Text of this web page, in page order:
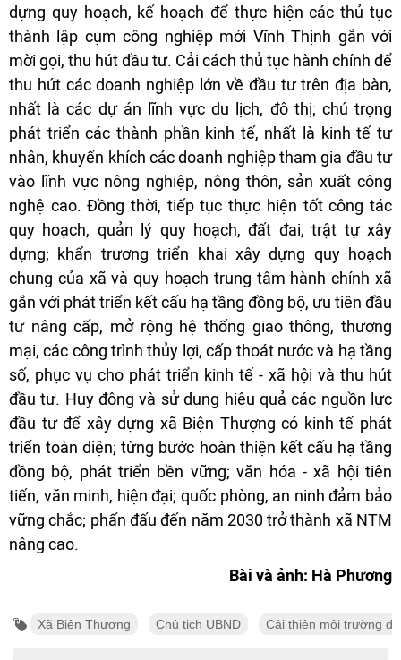
dựng quy hoạch, kế hoạch để thực hiện các thủ tục
thành lập cụm công nghiệp mới Vĩnh Thịnh gắn với
mời gọi, thu hút đầu tư. Cải cách thủ tục hành chính để
thu hút các doanh nghiệp lớn về đầu tư trên địa bàn,
nhất là các dự án lĩnh vực du lịch, đô thị; chú trọng
phát triển các thành phần kinh tế, nhất là kinh tế tư
nhân, khuyến khích các doanh nghiệp tham gia đầu tư
vào lĩnh vực nông nghiệp, nông thôn, sản xuất công
nghệ cao. Đồng thời, tiếp tục thực hiện tốt công tác
quy hoạch, quản lý quy hoạch, đất đai, trật tự xây
dựng; khẩn trương triển khai xây dựng quy hoạch
chung của xã và quy hoạch trung tâm hành chính xã
gắn với phát triển kết cấu hạ tầng đồng bộ, ưu tiên đầu
tư nâng cấp, mở rộng hệ thống giao thông, thương
mại, các công trình thủy lợi, cấp thoát nước và hạ tầng
số, phục vụ cho phát triển kinh tế - xã hội và thu hút
đầu tư. Huy động và sử dụng hiệu quả các nguồn lực
đầu tư để xây dựng xã Biện Thượng có kinh tế phát
triển toàn diện; từng bước hoàn thiện kết cấu hạ tầng
đồng bộ, phát triển bền vững; văn hóa - xã hội tiên
tiến, văn minh, hiện đại; quốc phòng, an ninh đảm bảo
vững chắc; phấn đấu đến năm 2030 trở thành xã NTM
nâng cao.
Bài và ảnh: Hà Phương
Xã Biện Thượng Chủ tịch UBND Cải thiện môi trường